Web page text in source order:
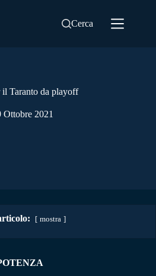
Cerca
il Taranto da playoff
Ottobre 2021
mostra